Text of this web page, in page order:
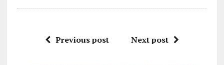
Previous post Next post